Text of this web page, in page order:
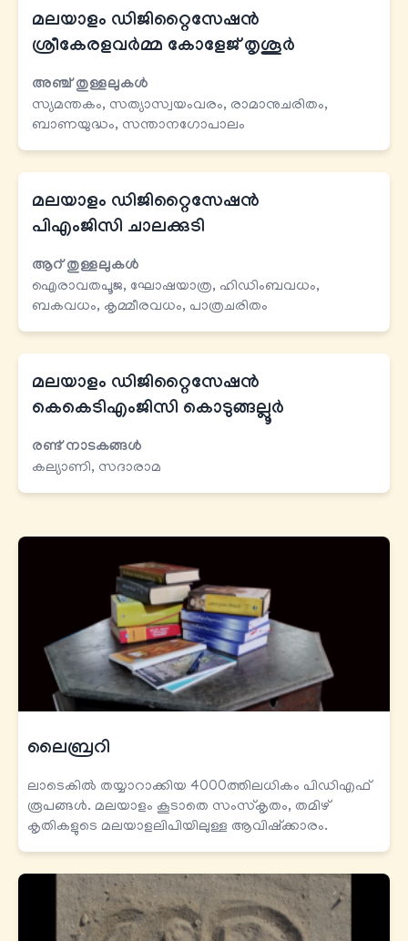
മലയാളം ഡിജിറ്റൈസേഷന്‍
ശ്രീകേരളവര്‍മ്മ കോളേജ് തൃശൂര്‍
അഞ്ച് തുള്ളലുകള്‍
സ്യമന്തകം, സത്യാസ്വയംവരം, രാമാനുചരിതം,
ബാണയുദ്ധം, സന്താനഗോപാലം
മലയാളം ഡിജിറ്റൈസേഷന്‍
പിഎംജിസി ചാലക്കുടി
ആറ് തുള്ളലുകള്‍
ഐരാവതപൂജ, ഘോഷയാത്ര, ഹിഡിംബവധം,
ബകവധം, കൃമ്മീരവധം, പാത്രചരിതം
മലയാളം ഡിജിറ്റൈസേഷന്‍
കെകെടി​എംജിസി കൊടുങ്ങല്ലൂര്‍
രണ്ട് നാടകങ്ങള്‍
കല്യാണി, സദാരാമ
ലൈബ്രറി
ലാടെകിൽ തയ്യാറാക്കിയ 4000ത്തിലധികം പിഡിഎഫ്
രൂപങ്ങൾ. മലയാളം കൂടാതെ സംസ്കൃതം, തമിഴ്
കൃതികളുടെ മലയാളലിപിയിലുള്ള ആവിഷ്ക്കാരം.